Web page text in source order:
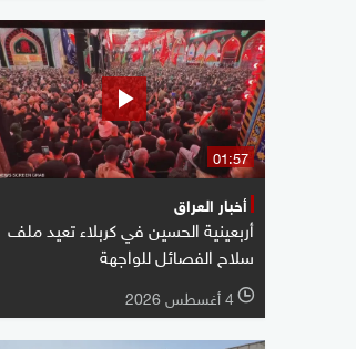
01:57
أخبار العراق
أربعينية الحسين في كربلاء تعيد ملف
سلاح الفصائل للواجهة
l 4 أغسطس 2026